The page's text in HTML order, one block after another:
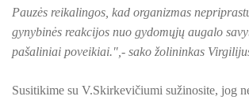
ES PROJEKTAS GENIUS LOCI.
ES PROJEKTAS GENIUS LOCI.
ES PROJEKTAS GENIUS LOCI.
Pauzės reikalingos, kad organizmas
gynybinės reakcijos nuo gydomųjų augalo
pašaliniai poveikiai.",- sako žolininkas
Susitikime su V.Skirkevičiumi sužinosite, jog